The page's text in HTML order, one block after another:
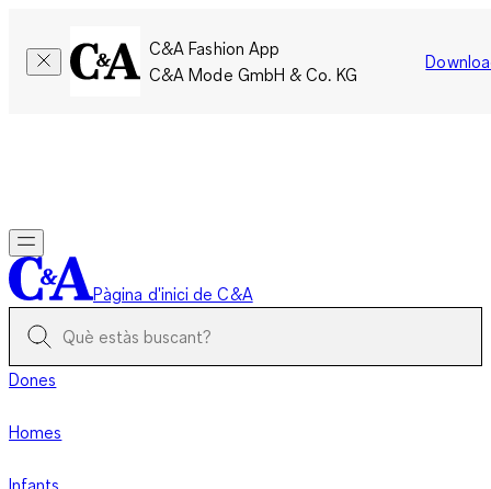
C&A Fashion App
C&A Mode GmbH & Co. KG
Pàgina d'inici de C&A
Dones
Homes
Infants